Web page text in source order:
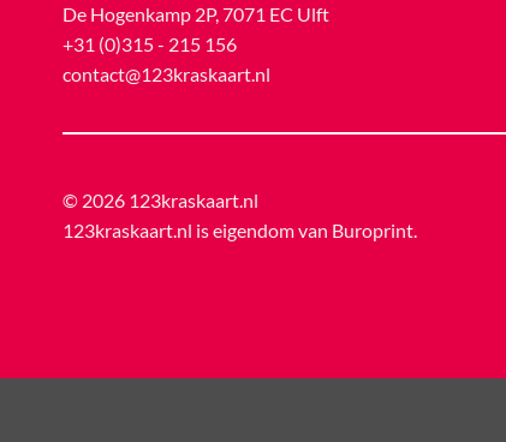
De Hogenkamp 2P, 7071 EC Ulft
+31 (0)315 - 215 156
contact@123kraskaart.nl
© 2026 123kraskaart.nl
123kraskaart.nl is eigendom van Buroprint.